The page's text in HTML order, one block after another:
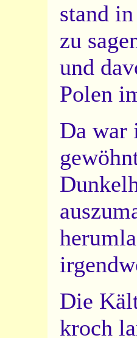
stand
zu
und
Polen
Da war
Die
kroch